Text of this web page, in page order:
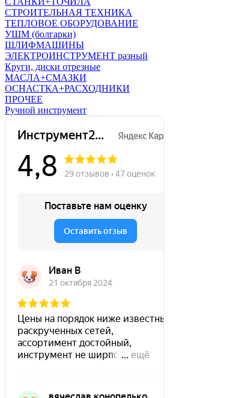
СТРОИТЕЛЬНАЯ ТЕХНИКА
ТЕПЛОВОЕ ОБОРУДОВАНИЕ
УШМ (болгарки)
ШЛИФМАШИНЫ
ЭЛЕКТРОИНСТРУМЕНТ разный
Круги, диски отрезные
МАСЛА+СМАЗКИ
ОСНАСТКА+РАСХОДНИКИ
ПРОЧЕЕ
Ручной инструмент